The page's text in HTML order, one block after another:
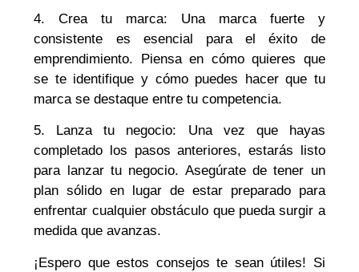
4. Crea tu marca: Una marca fuerte y
consistente es esencial para el éxito de
emprendimiento. Piensa en cómo quieres que
se te identifique y cómo puedes hacer que tu
marca se destaque entre tu competencia.
5. Lanza tu negocio: Una vez que hayas
completado los pasos anteriores, estarás listo
para lanzar tu negocio. Asegúrate de tener un
plan sólido en lugar de estar preparado para
enfrentar cualquier obstáculo que pueda surgir a
medida que avanzas.
¡Espero que estos consejos te sean útiles! Si